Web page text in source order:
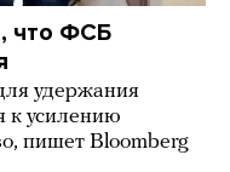
что ФСБ
удержания
к усилению
пишет Bloomberg